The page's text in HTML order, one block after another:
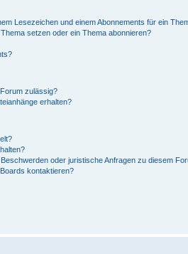
Lesezeichen und einem Abonnements für ein
setzen oder ein Thema abonnieren?
zulässig?
erhalten?
oder juristische Anfragen zu diesem
kontaktieren?